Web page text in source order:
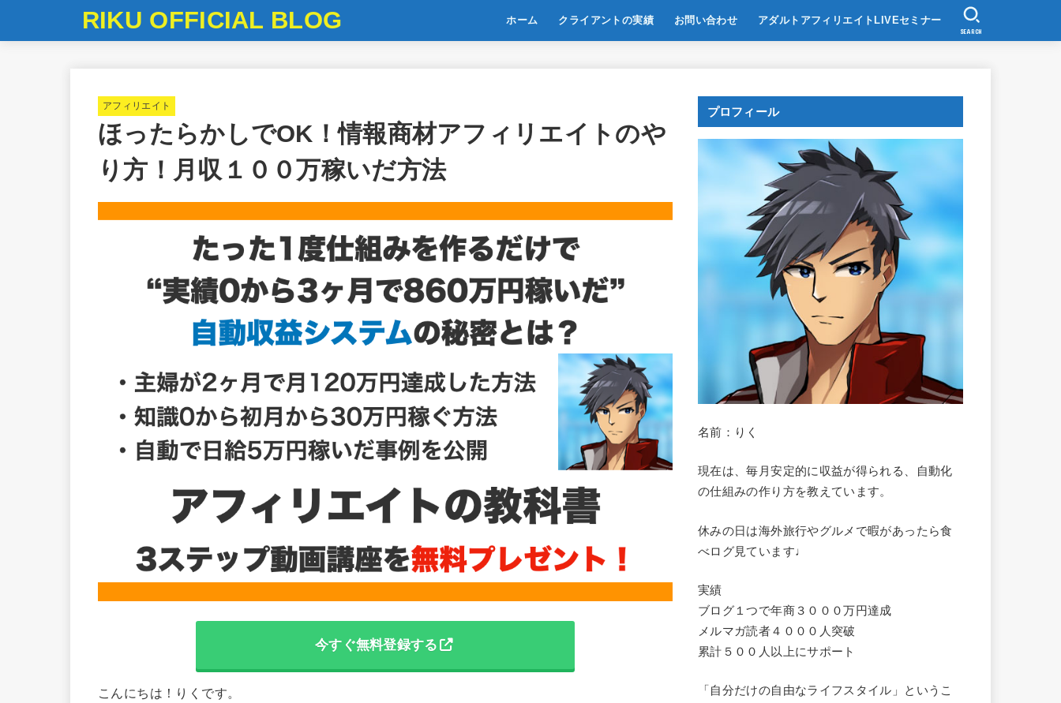
RIKU OFFICIAL BLOG ホーム クライアントの実績 お問い合わせ アダルトアフィリエイトLIVEセミナー
SEARCH
アフィリエイト
ほったらかしでOK！情報商材アフィリエイトのや
り方！月収１００万稼いだ方法
今すぐ無料登録する
こんにちは！りくです。
プロフィール
名前：りく
現在は、毎月安定的に収益が得られる、自動化
の仕組みの作り方を教えています。
休みの日は海外旅行やグルメで暇があったら食
べログ見ています♩
実績
ブログ１つで年商３０００万円達成
メルマガ読者４０００人突破
累計５００人以上にサポート
「自分だけの自由なライフスタイル」というこ